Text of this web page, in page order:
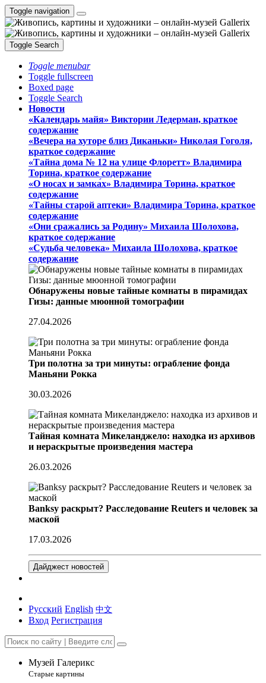
Toggle navigation
Toggle Search
Toggle menubar
Toggle fullscreen
Boxed page
Toggle Search
Новости
«Календарь майя» Виктории Ледерман, краткое
содержание
«Вечера на хуторе близ Диканьки» Николая Гоголя,
краткое содержание
«Тайна дома № 12 на улице Флоретт» Владимира
Торина, краткое содержание
«О носах и замка́х» Владимира Торина, краткое
содержание
«Тайны старой аптеки» Владимира Торина, краткое
содержание
«Они сражались за Родину» Михаила Шолохова,
краткое содержание
«Судьба человека» Михаила Шолохова, краткое
содержание
Обнаружены новые тайные комнаты в пирамидах
Гизы: данные мюонной томографии
27.04.2026
Три полотна за три минуты: ограбление фонда
Маньяни Рокка
30.03.2026
Тайная комната Микеланджело: находка из архивов
и нераскрытые произведения мастера
26.03.2026
Banksy раскрыт? Расследование Reuters и человек за
маской
17.03.2026
Дайджест новостей
Русский English 中文
Вход Регистрация
Музей Галерикс
Старые картины